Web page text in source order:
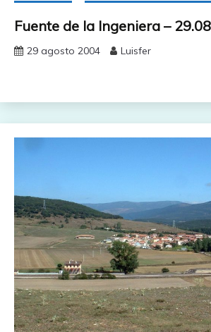
Fuente de la Ingeniera –
29 agosto 2004 Luisfer